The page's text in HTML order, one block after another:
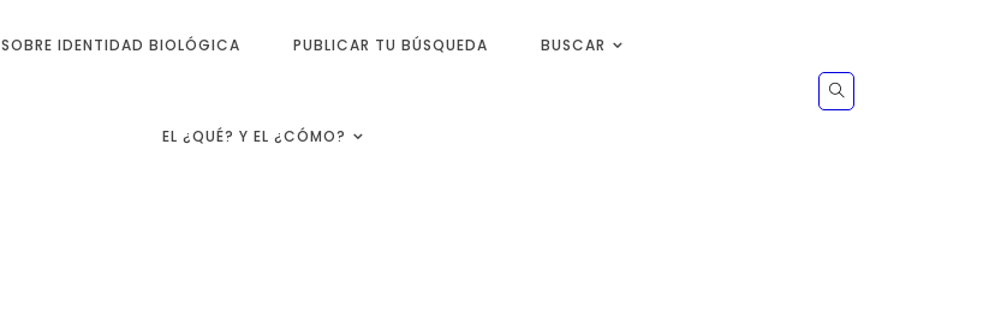
SOBRE IDENTIDAD BIOLÓGICA PUBLICAR TU BÚSQUEDA BUSCAR
EL ¿QUÉ? Y EL ¿CÓMO?